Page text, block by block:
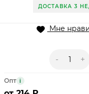
ДОСТАВКА 3
Мне
- +
Опт i